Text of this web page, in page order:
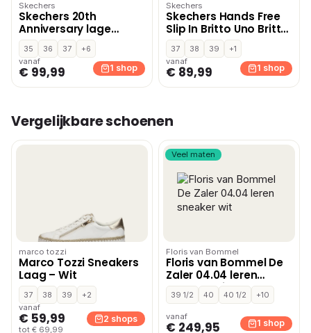
Skechers
Skechers 20th
Anniversary lage
sneakers – Zwart
35 36 37
+6
vanaf
€ 99,99 1 shop
Skechers
Skechers Hands Free
Slip In Britto Uno Britto
Landscape
instapschoenen – Wit
37 38 39
+1
vanaf
€ 89,99 1 shop
Vergelijkbare schoenen
marco tozzi
Marco Tozzi Sneakers
Laag – Wit
37 38 39
+2
vanaf
€ 59,99
tot € 69,99
2 shops
Veel maten
Floris van Bommel
Floris van Bommel De
Zaler 04.04 leren
sneaker wit
39 1/2 40 40 1/2 +10
vanaf
€ 249,95 1 shop